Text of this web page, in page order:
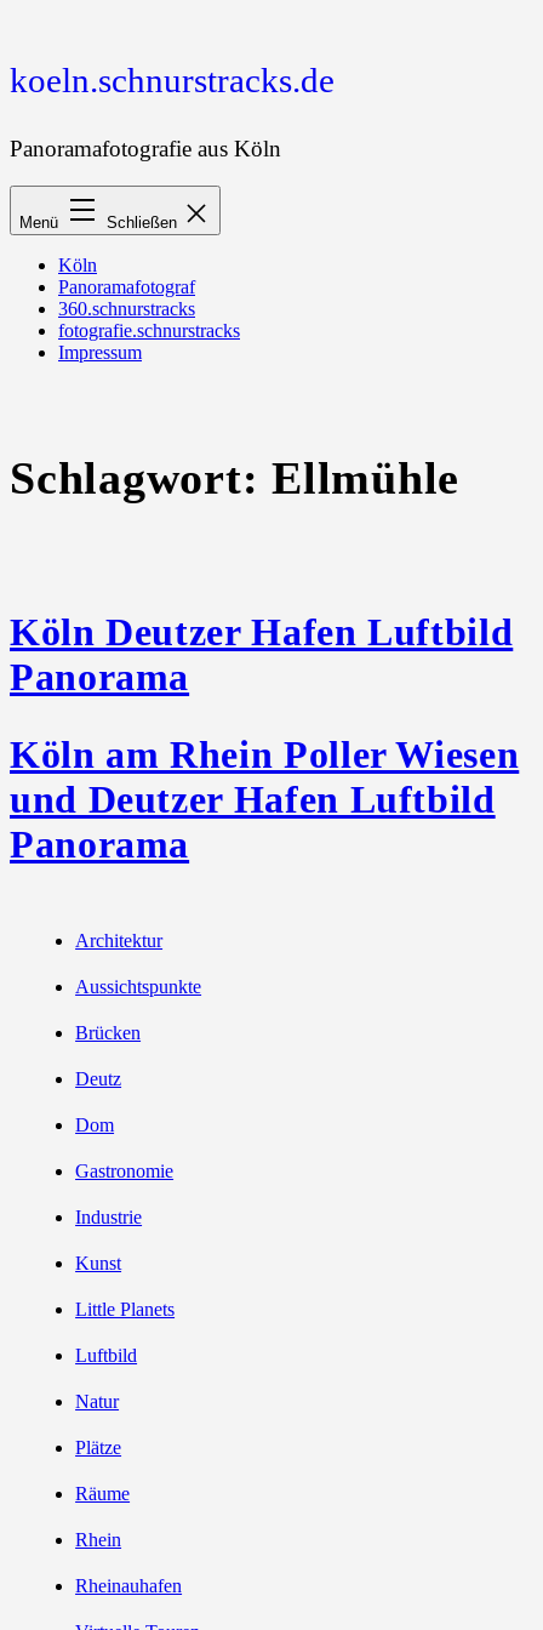
koeln.schnurstracks.de
Panoramafotografie aus Köln
Menü Schließen
Köln
Panoramafotograf
360.schnurstracks
fotografie.schnurstracks
Impressum
Schlagwort:Ellmühle
Köln Deutzer Hafen Luftbild
Panorama
Köln am Rhein Poller Wiesen
und Deutzer Hafen Luftbild
Panorama
Architektur
Aussichtspunkte
Brücken
Deutz
Dom
Gastronomie
Industrie
Kunst
Little Planets
Luftbild
Natur
Plätze
Räume
Rhein
Rheinauhafen